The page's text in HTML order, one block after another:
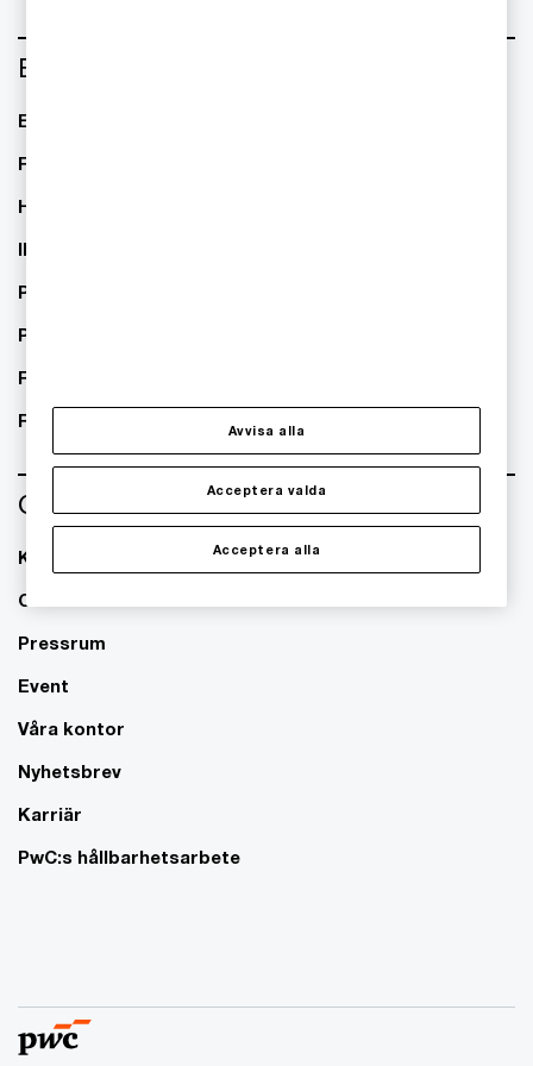
Branscher
Energi
Financial Services
Healthcare
IPS
Private Equity
Public sector
Real Estate
Retail
Om oss
Kontakta oss
Om PwC
Pressrum
Event
Våra kontor
Nyhetsbrev
Karriär
PwC:s hållbarhetsarbete
Avvisa alla
Acceptera alla
Acceptera valda